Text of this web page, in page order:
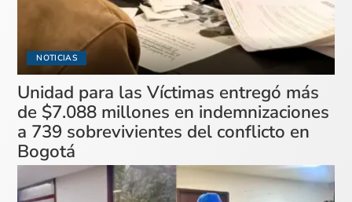
NOTICIAS
Unidad para las Víctimas entregó más
de $7.088 millones en indemnizaciones
a 739 sobrevivientes del conflicto en
Bogotá